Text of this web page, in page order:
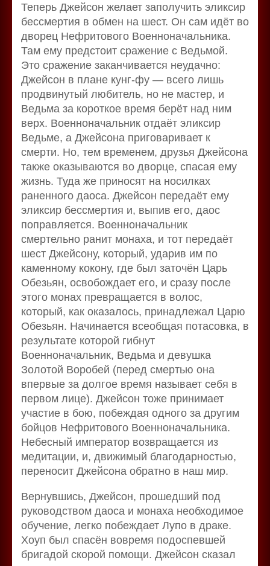
Теперь Джейсон желает заполучить эликсир
бессмертия в обмен на шест. Он сам идёт во
дворец Нефритового Военноначальника.
Там ему предстоит сражение с Ведьмой.
Это сражение заканчивается неудачно:
Джейсон в плане кунг-фу — всего лишь
продвинутый любитель, но не мастер, и
Ведьма за короткое время берёт над ним
верх. Военноначальник отдаёт эликсир
Ведьме, а Джейсона приговаривает к
смерти. Но, тем временем, друзья Джейсона
также оказываются во дворце, спасая ему
жизнь. Туда же приносят на носилках
раненного даоса. Джейсон передаёт ему
эликсир бессмертия и, выпив его, даос
поправляется. Военноначальник
смертельно ранит монаха, и тот передаёт
шест Джейсону, который, ударив им по
каменному кокону, где был заточён Царь
Обезьян, освобождает его, и сразу после
этого монах превращается в волос,
который, как оказалось, принадлежал Царю
Обезьян. Начинается всеобщая потасовка, в
результате которой гибнут
Военноначальник, Ведьма и девушка
Золотой Воробей (перед смертью она
впервые за долгое время называет себя в
первом лице). Джейсон тоже принимает
участие в бою, побеждая одного за другим
бойцов Нефритового Военноначальника.
Небесный император возвращается из
медитации, и, движимый благодарностью,
переносит Джейсона обратно в наш мир.
Вернувшись, Джейсон, прошедший под
руководством даоса и монаха необходимое
обучение, легко побеждает Лупо в драке.
Хоуп был спасён вовремя подоспевшей
бригадой скорой помощи. Джейсон сказал